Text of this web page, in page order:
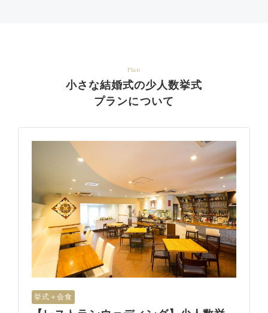
Plan
小さな結婚式の少人数挙式
プランについて
挙式＋会食